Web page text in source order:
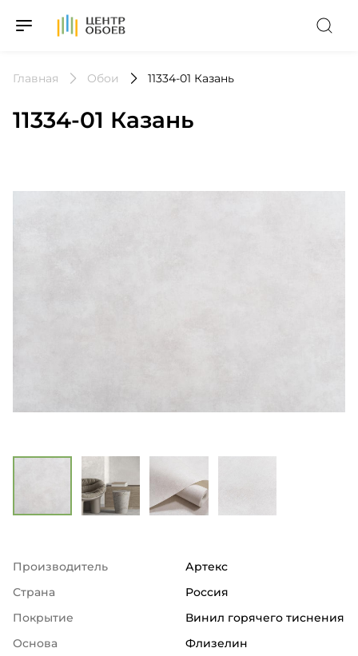
На Главную
Главная Обои 11334-01 Казань
11334-01 Казань
Производитель
Артекс
Страна
Россия
Покрытие
Винил горячего тиснения
Основа
Флизелин